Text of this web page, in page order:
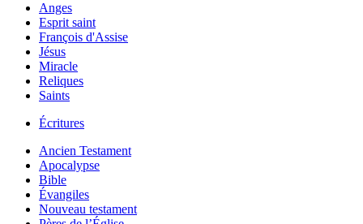
Anges
Esprit saint
François d'Assise
Jésus
Miracle
Reliques
Saints
Écritures
Ancien Testament
Apocalypse
Bible
Évangiles
Nouveau testament